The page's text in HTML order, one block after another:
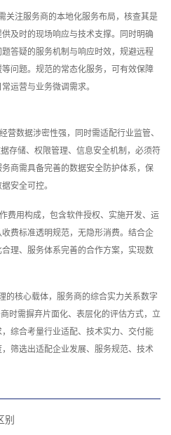
关注服务商的本地化服务布局，核查其是
及时的现场响应与技术支撑。同时明确
答疑的服务机制与响应时效，规避远程
问题。规范的常态化服务，可有效保障
运营与业务微调需求。
营数据涉密性强，同时需适配行业监管、
存储、权限管理、信息安全机制，必须符
商需具备完善的数据安全防护体系，保
安全可控。
费用构成，包含软件授权、实施开发、运
费标准透明规范，无隐形消费。结合企
理、服务体系完善的合作方案，实现数
的核心载体，服务商的综合实力关系数字
时需摒弃片面化、表层化的评估方式，立
综合考量行业适配、技术实力、交付能
筛选出适配企业发展、服务规范、技术
别